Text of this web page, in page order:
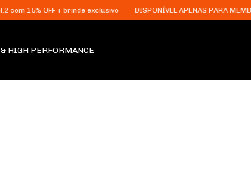
OFF + brinde exclusivo DISPONÍVEL APENAS PARA MEMBROS DA
HIGH PERFORMANCE